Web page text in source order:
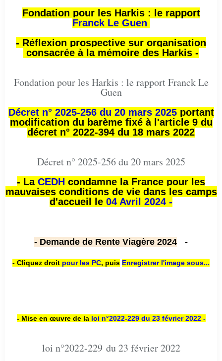
Fondation pour les Harkis : le rapport
Franck Le Guen
- Réflexion prospective sur organisation
consacrée à la mémoire des Harkis -
Fondation pour les Harkis : le rapport Franck Le
Guen
Décret n° 2025-256 du 20 mars 2025portant
modification du barème fixé à l'article 9 du
décret n° 2022-394 du 18 mars 2022
Décret n° 2025-256 du 20 mars 2025
- La CEDH condamne la France pour les
mauvaises conditions de vie dans les camps
d'accueil le 04 Avril 2024 -
- Demande de Rente Viagère 2024 -
- Cliquez droit pour les PC, puis Enregistrer l'image sous...
- Mise en œuvre de la loi n°2022-229 du 23 février 2022 -
loi n°2022-229 du 23 février 2022